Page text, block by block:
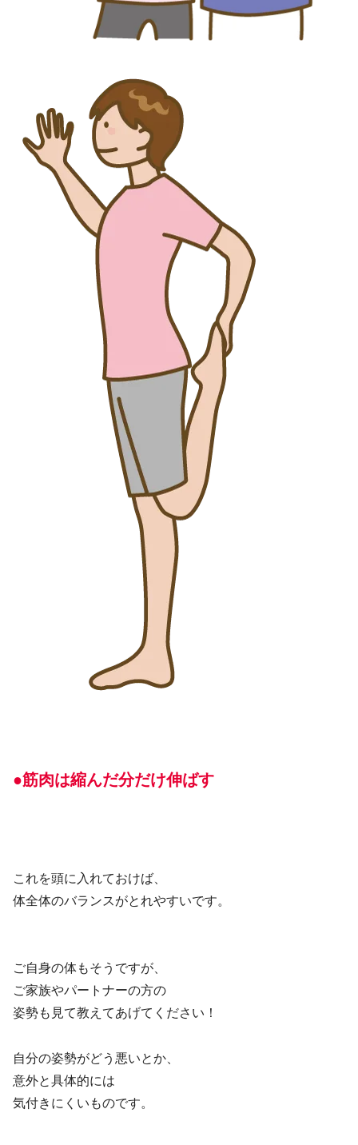
●筋肉は縮んだ分だけ伸ばす
これを頭に入れておけば、
体全体のバランスがとれやすいです。
ご自身の体もそうですが、
ご家族やパートナーの方の
姿勢も見て教えてあげてください！
自分の姿勢がどう悪いとか、
意外と具体的には
気付きにくいものです。